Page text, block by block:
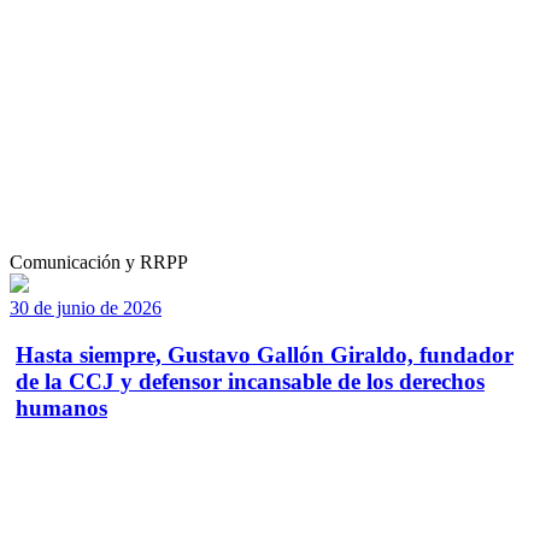
Comunicación y RRPP
30 de junio de 2026
Hasta siempre, Gustavo Gallón Giraldo, fundador
de la CCJ y defensor incansable de los derechos
humanos